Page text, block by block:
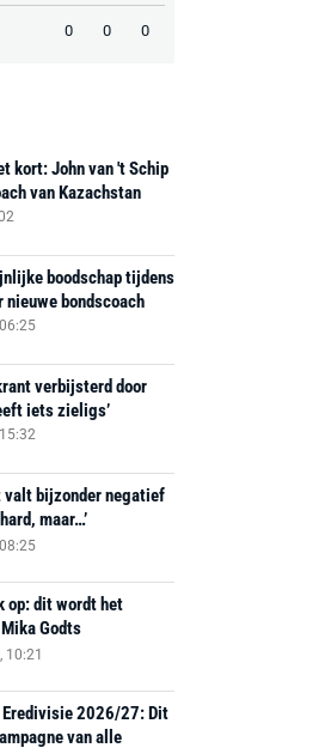
0 0 0
kort: John van 't Schip
van Kazachstan
boodschap tijdens
bondscoach
verbijsterd door
iets zieligs’
bijzonder negatief
maar…’
op: dit wordt het
Godts
10:21
2026/27: Dit
van alle